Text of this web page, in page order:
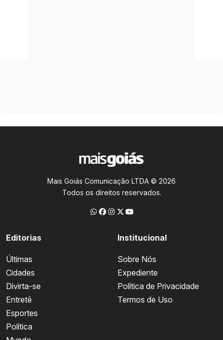
Mais Goiás Comunicação LTDA © 2026
Todos os direitos reservados.
Editorias
Últimas
Cidades
Divirta-se
Entretê
Esportes
Política
Institucional
Sobre Nós
Expediente
Política de Privacidade
Termos de Uso